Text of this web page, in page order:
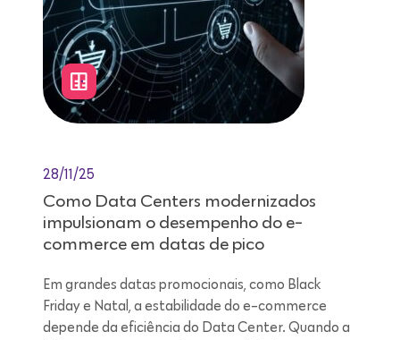
28/11/25
Como Data Centers modernizados
impulsionam o desempenho do e-
commerce em datas de pico
Em grandes datas promocionais, como Black
Friday e Natal, a estabilidade do e-commerce
depende da eficiência do Data Center. Quando a